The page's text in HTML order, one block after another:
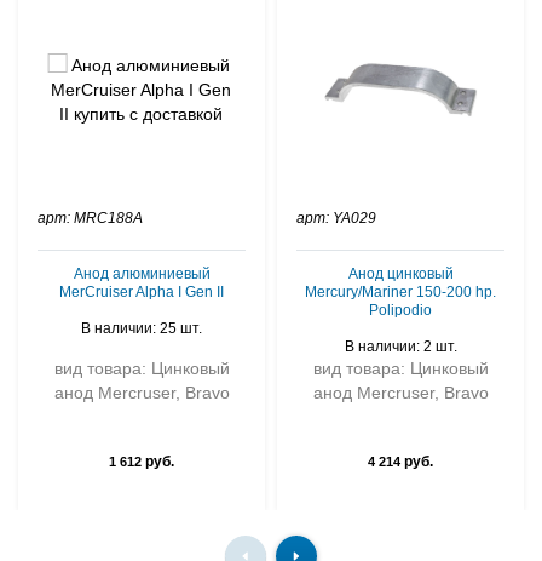
арт: MRC188A
Анод алюминиевый
MerCruiser Alpha I Gen II
В наличии: 25 шт.
вид товара: Цинковый
анод Mercruser, Bravo
1 612 руб.
арт: YA029
Анод цинковый
Mercury/Mariner 150-200 hp.
Polipodio
В наличии: 2 шт.
вид товара: Цинковый
анод Mercruser, Bravo
4 214 руб.